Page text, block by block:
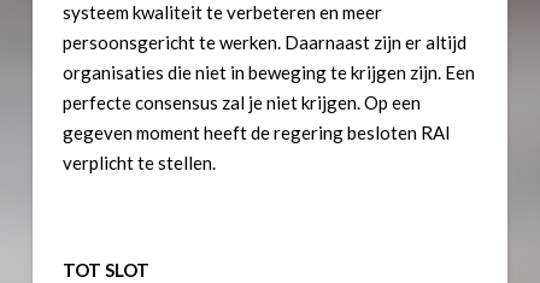
systeem kwaliteit te verbeteren en meer
persoonsgericht te werken. Daarnaast zijn er altijd
organisaties die niet in beweging te krijgen zijn. Een
perfecte consensus zal je niet krijgen. Op een
gegeven moment heeft de regering besloten RAI
verplicht te stellen.
TOT SLOT